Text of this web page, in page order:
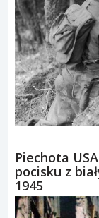
Piechota
pocisku z
1945